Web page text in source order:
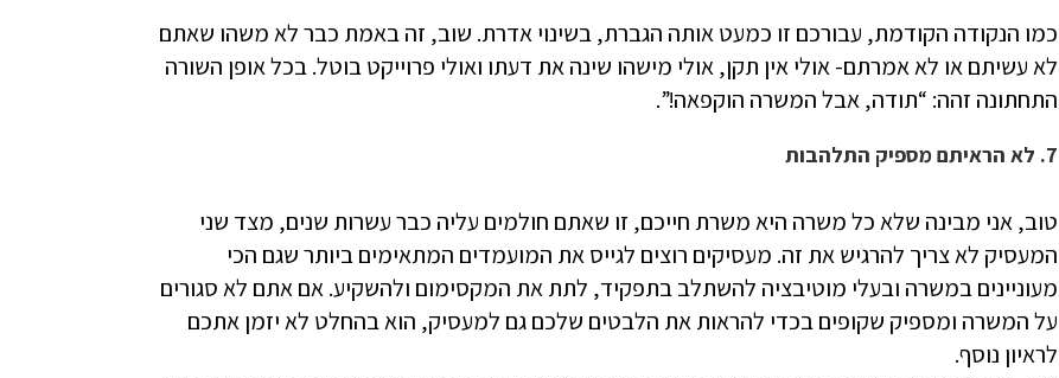
כמו הנקודה הקודמת, עבורכם זו כמעט אותה הגברת, בשינוי אדרת. שוב, זה באמת כבר לא משהו שאתם
לא עשיתם או לא אמרתם- אולי אין תקן, אולי מישהו שינה את דעתו ואולי פרוייקט בוטל. בכל אופן השורה
התחתונה זהה: “תודה, אבל המשרה הוקפאה!”.
7. לא הראיתם מספיק התלהבות
טוב, אני מבינה שלא כל משרה היא משרת חייכם, זו שאתם חולמים עליה כבר עשרות שנים, מצד שני
המעסיק לא צריך להרגיש את זה. מעסיקים רוצים לגייס את המועמדים המתאימים ביותר שגם הכי
מעוניינים במשרה ובעלי מוטיבציה להשתלב בתפקיד, לתת את המקסימום ולהשקיע. אם אתם לא סגורים
על המשרה ומספיק שקופים בכדי להראות את הלבטים שלכם גם למעסיק, הוא בהחלט לא יזמן אתכם
לראיון נוסף.